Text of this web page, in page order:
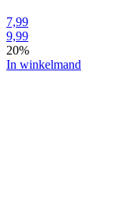
7,99
9,99
20%
In winkelmand